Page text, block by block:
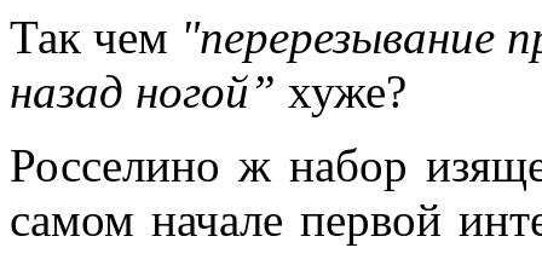
Так чем "перерезывание
назад ногой” хуже?
Росселино ж набор
самом начале первой